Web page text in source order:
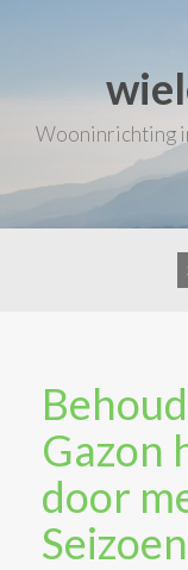
Wooninrichting
Gazon
door